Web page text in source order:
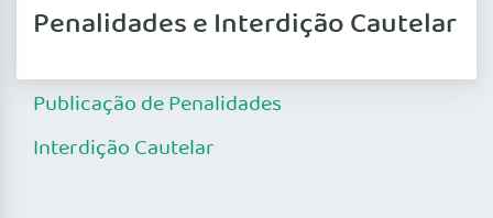
Penalidades e Interdição Cautelar
Publicação de Penalidades
Interdição Cautelar